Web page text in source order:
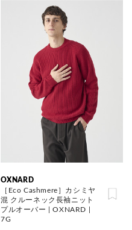
OXNARD
［Eco Cashmere］カシミヤ
混 クルーネック長袖ニット
プルオーバー | OXNARD |
7G